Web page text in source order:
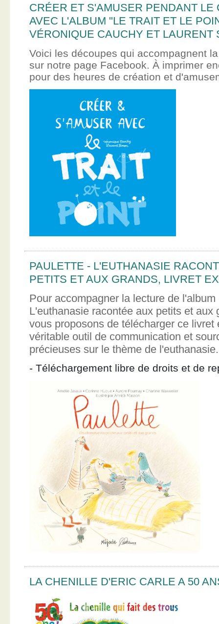
CRÉER ET S'AMUSER PENDANT LE
AVEC L'ALBUM "LE TRAIT ET LE
VÉRONIQUE CAUCHY ET LAURENT
Voici les découpes qui accompagnent
sur notre page Facebook. À imprimer
pour des heures de création et
PAULETTE - L'EUTHANASIE
PETITS ET AUX GRANDS, LIVRET
Pour accompagner la lecture de
L'euthanasie racontée aux petits et aux
vous proposons de télécharger ce livret
véritable outil de communication et
précieuses sur le thème de l'euthanasie.
- Téléchargement libre de droits et de
LA CHENILLE D'ERIC CARLE A 50